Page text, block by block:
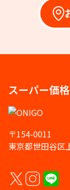
スーパー価
〒154-0011
東京都世田谷区